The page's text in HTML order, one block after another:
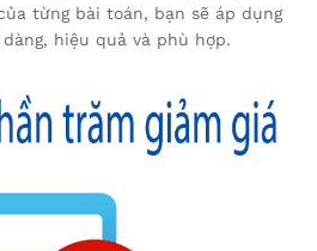
từng bài toán, bạn sẽ áp dụng
hiệu quả và phù hợp.